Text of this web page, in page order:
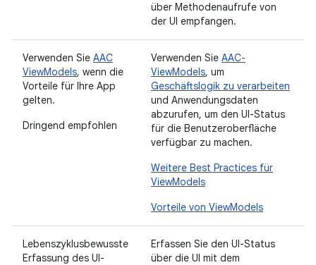
über Methodenaufrufe von
der UI empfangen.
Verwenden Sie AAC
ViewModels, wenn die
Vorteile für Ihre App
gelten.
Dringend empfohlen
Verwenden Sie AAC-
ViewModels, um
Geschäftslogik zu verarbeiten
und Anwendungsdaten
abzurufen, um den UI-Status
für die Benutzeroberfläche
verfügbar zu machen.
Weitere Best Practices für
ViewModels
Vorteile von ViewModels
Lebenszyklusbewusste
Erfassung des UI-
Erfassen Sie den UI-Status
über die UI mit dem